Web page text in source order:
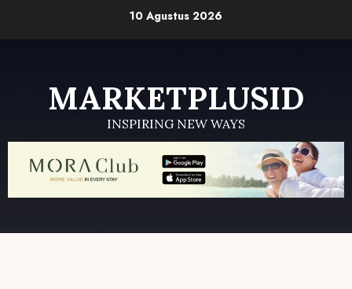
10 Agustus 2026
MARKETPLUSID
INSPIRING NEW WAYS